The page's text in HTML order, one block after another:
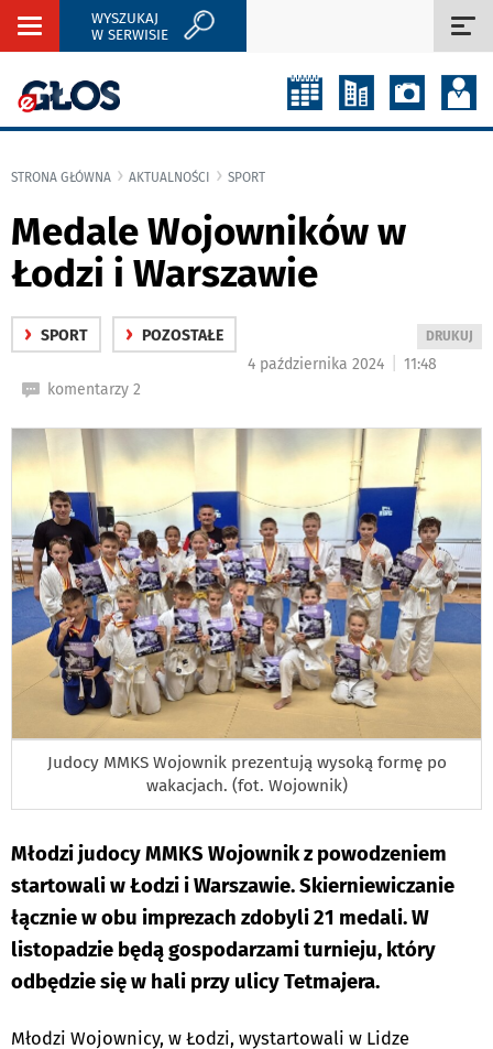
Rozwiń
WYSZUKAJ
W SERWISIE
STRONA GŁÓWNA AKTUALNOŚCI SPORT
Medale Wojowników w
Łodzi i Warszawie
› SPORT › POZOSTAŁE
WYDRUKUJ
DRUKUJ
4 października 2024
11:48
komentarzy 2
Judocy MMKS Wojownik prezentują wysoką formę po
wakacjach. (fot. Wojownik)
Młodzi judocy MMKS Wojownik z powodzeniem
startowali w Łodzi i Warszawie. Skierniewiczanie
łącznie w obu imprezach zdobyli 21 medali. W
listopadzie będą gospodarzami turnieju, który
odbędzie się w hali przy ulicy Tetmajera.
Młodzi Wojownicy, w Łodzi, wystartowali w Lidze